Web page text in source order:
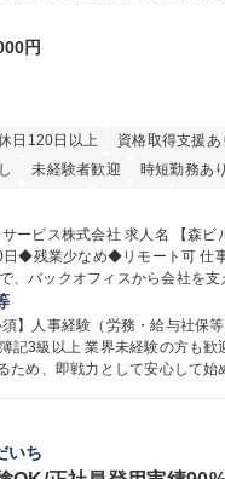
環境です。
円
日120日以上
資格取得支援あ
未経験者歓迎
時短勤務あり
支給 長期歓迎 駅近5分以内
求人名 【森ビルG】人事・総
なめ◆リモート可 仕事の内容 森ビル
、バックオフィスから会社を支
務の業務をバランスよく担当し
戦できる、やりがいある環境です。
続き、年末調整等の労務管理全
制度改定などのコア業務 ■社内
整っているため、安心して成長
総務◆賞与5ヶ月◆年休120日
】人事経験（労務・給与社保
記3級以上 業界未経験の方も歓
ため、即戦力として安心して始
の成長と組織への貢献度をダイ
日リモート可など、ワークライ
いち